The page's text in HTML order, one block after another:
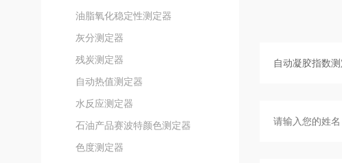
油脂氧化稳定性测定器
灰分测定器
残炭测定器
自动热值测定器
水反应测定器
石油产品赛波特颜色测定器
色度测定器